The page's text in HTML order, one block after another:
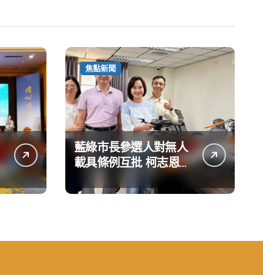
焦點新聞
藍綠市長參選人對無人
載具條例互批 柯志恩：
國民黨版才是「國防
+產業」務實版